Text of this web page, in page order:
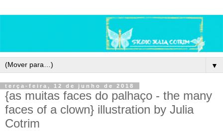
▼
terça-feira, 12 de junho de 2018
{as muitas faces do palhaço - the many
faces of a clown} illustration by Julia
Cotrim